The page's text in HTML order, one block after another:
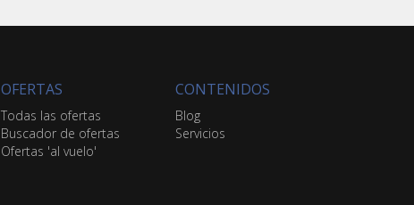
OFERTAS
Todas las ofertas
Buscador de ofertas
Ofertas 'al vuelo'
CONTENIDOS
Blog
Servicios